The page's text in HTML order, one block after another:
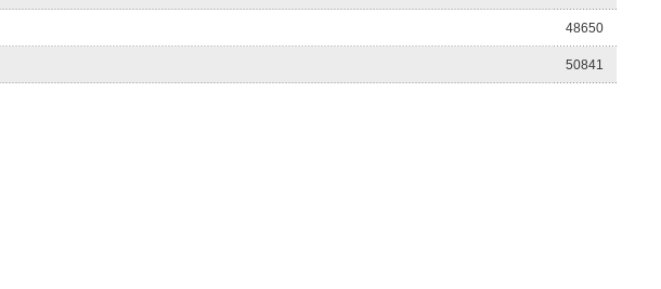
48650
50841